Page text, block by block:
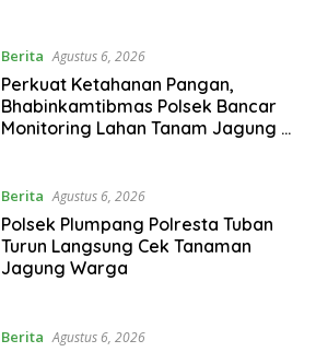
Berita Agustus 6, 2026
Perkuat Ketahanan Pangan,
Bhabinkamtibmas Polsek Bancar
Monitoring Lahan Tanam Jagung di
Berita Agustus 6, 2026
Polsek Plumpang Polresta Tuban
Turun Langsung Cek Tanaman
Jagung Warga
Berita Agustus 6, 2026